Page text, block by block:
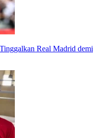
Real Madrid demi